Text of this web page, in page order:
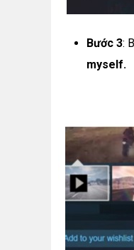
Bước 3:
myself.